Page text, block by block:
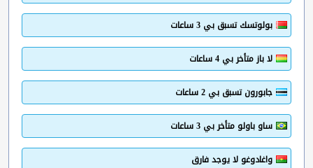
بولوتسك تسبق بي 3 ساعات
لا باز متأخر بي 4 ساعات
جابورون تسبق بي 2 ساعات
ساو باولو متأخر بي 3 ساعات
واغادوغو لا يوجد فارق